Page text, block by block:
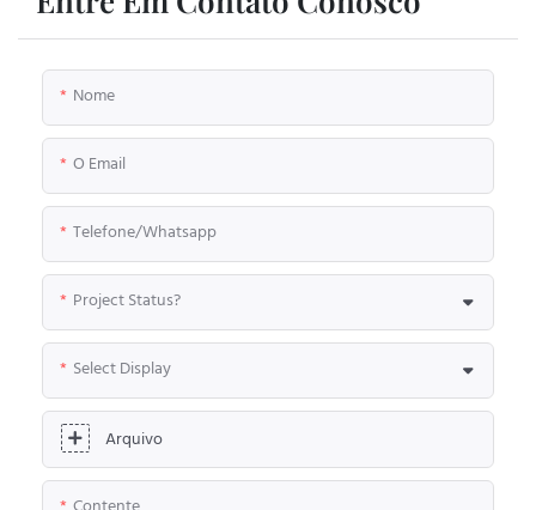
Nome
O Email
Telefone/whatsapp
Project Status?
Select Display
Arquivo